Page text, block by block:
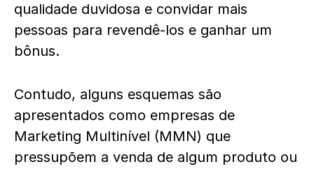
qualidade duvidosa e convidar mais
pessoas para revendê-los e ganhar um
bônus.
Contudo, alguns esquemas são
apresentados como empresas de
Marketing Multinível (MMN) que
pressupõem a venda de algum produto ou